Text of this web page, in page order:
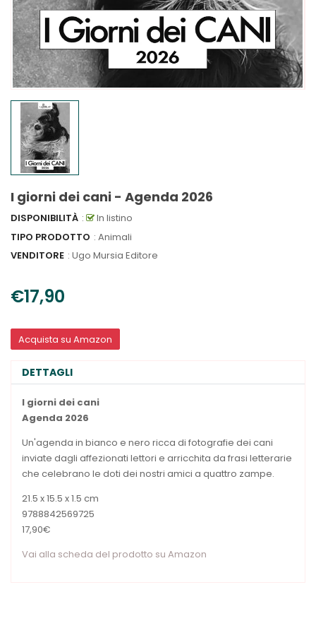
I giorni dei cani - Agenda 2026
DISPONIBILITÀ :
In listino
TIPO PRODOTTO : Animali
VENDITORE : Ugo Mursia Editore
€17,90
Acquista su Amazon
DETTAGLI
I giorni dei cani
Agenda 2026
Un'agenda in bianco e nero ricca di fotografie dei cani
inviate dagli affezionati lettori e arricchita da frasi letterarie
che celebrano le doti dei nostri amici a quattro zampe.
21.5 x 15.5 x 1.5 cm
9788842569725
17,90€
Vai alla scheda del prodotto su Amazon